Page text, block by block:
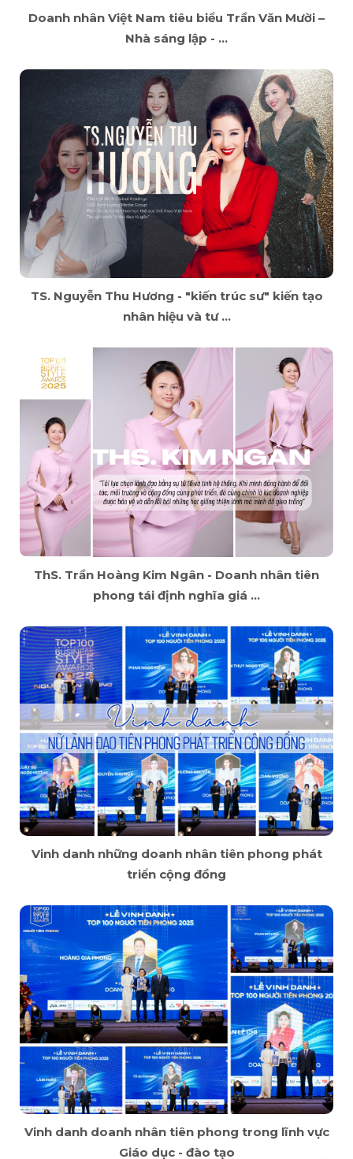
Doanh nhân Việt Nam tiêu biểu Trần Văn Mười –
Nhà sáng lập - ...
TS. Nguyễn Thu Hương - "kiến trúc sư" kiến tạo
nhân hiệu và tư ...
ThS. Trần Hoàng Kim Ngân - Doanh nhân tiên
phong tái định nghĩa giá ...
Vinh danh những doanh nhân tiên phong phát
triển cộng đồng
Vinh danh doanh nhân tiên phong trong lĩnh vực
Giáo dục - đào tạo